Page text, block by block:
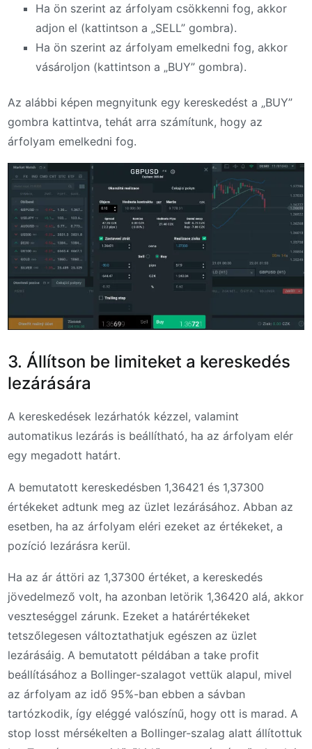
Ha ön szerint az árfolyam csökkenni fog, akkor
adjon el (kattintson a „SELL” gombra).
Ha ön szerint az árfolyam emelkedni fog, akkor
vásároljon (kattintson a „BUY” gombra).
Az alábbi képen megnyitunk egy kereskedést a „BUY”
gombra kattintva, tehát arra számítunk, hogy az
árfolyam emelkedni fog.
3. Állítson be limiteket a kereskedés
lezárására
A kereskedések lezárhatók kézzel, valamint
automatikus lezárás is beállítható, ha az árfolyam elér
egy megadott határt.
A bemutatott kereskedésben 1,36421 és 1,37300
értékeket adtunk meg az üzlet lezárásához. Abban az
esetben, ha az árfolyam eléri ezeket az értékeket, a
pozíció lezárásra kerül.
Ha az ár áttöri az 1,37300 értéket, a kereskedés
jövedelmező volt, ha azonban letörik 1,36420 alá, akkor
veszteséggel zárunk. Ezeket a határértékeket
tetszőlegesen változtathatjuk egészen az üzlet
lezárásáig. A bemutatott példában a take profit
beállításához a Bollinger-szalagot vettük alapul, mivel
az árfolyam az idő 95%-ban ebben a sávban
tartózkodik, így eléggé valószínű, hogy ott is marad. A
stop losst mérsékelten a Bollinger-szalag alatt állítottuk